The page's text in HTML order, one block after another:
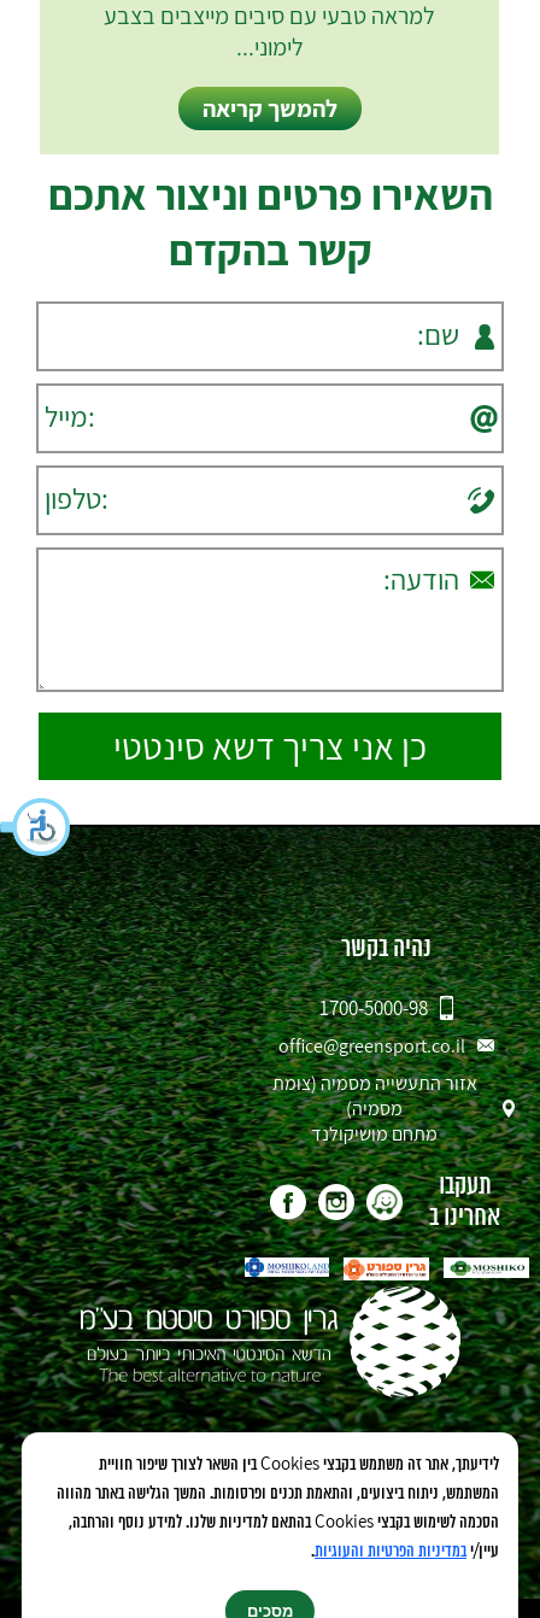
למראה טבעי עם סיבים מייצבים בצבע
לימוני...
להמשך קריאה
השאירו פרטים וניצור אתכם
קשר בהקדם
נהיה בקשר
1700-5000-98
office@greensport.co.il
אזור התעשייה מסמיה (צומת
מסמיה)
מתחם מושיקולנד
תעקבו
אחרינו ב
אנחנו גם כאו:לידיעתך, אתר זה משתמש בקבצי Cookies בין השאר לצורך שיפור חוויית
המשתמש, ניתוח ביצועים, והתאמת תכנים ופרסומות. המשך הגלישה באתר מהווה
הסכמה לשימוש בקבצי Cookies בהתאם למדיניות שלנו. למידע נוסף והרחבה,
עיין/יבמדיניות הפרטיות והעוגיות.
מסכים